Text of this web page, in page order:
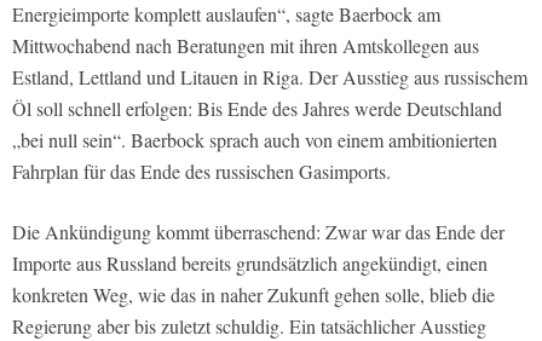
Energieimporte komplett auslaufen“, sagte Baerbock am
Mittwochabend nach Beratungen mit ihren Amtskollegen aus
Estland, Lettland und Litauen in Riga. Der Ausstieg aus russischem
Öl soll schnell erfolgen: Bis Ende des Jahres werde Deutschland
„bei null sein“. Baerbock sprach auch von einem ambitionierten
Fahrplan für das Ende des russischen Gasimports.
Die Ankündigung kommt überraschend: Zwar war das Ende der
Importe aus Russland bereits grundsätzlich angekündigt, einen
konkreten Weg, wie das in naher Zukunft gehen solle, blieb die
Regierung aber bis zuletzt schuldig. Ein tatsächlicher Ausstieg